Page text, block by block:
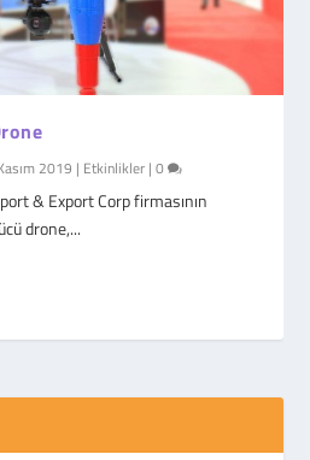
2019 | Etkinlikler |0
& Export Corp firmasının
drone,...